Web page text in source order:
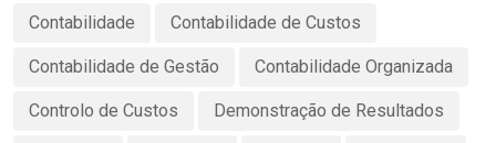
Contabilidade Contabilidade de Custos
Contabilidade de Gestão Contabilidade Organizada
Controlo de Custos Demonstração de Resultados